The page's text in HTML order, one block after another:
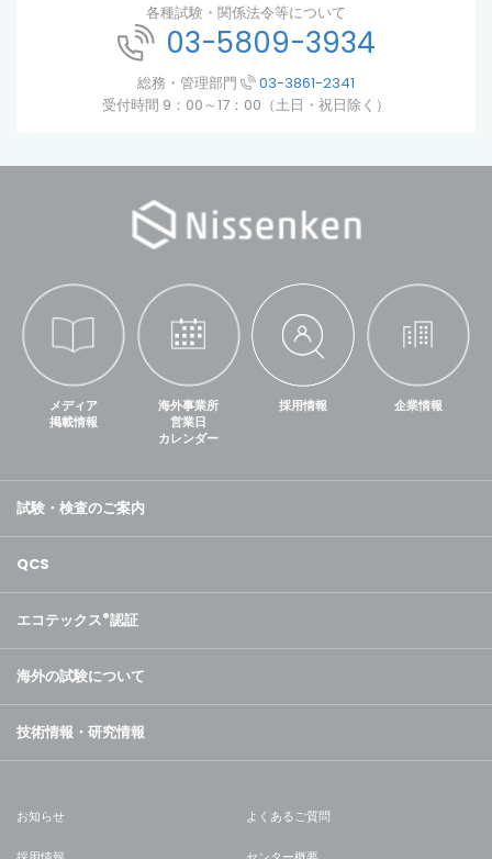
各種試験・関係法令等について
03-5809-3934
総務・管理部門
03-3861-2341
受付時間 9：00～17：00（土日・祝日除く）
メディア
掲載情報
海外事業所
営業日
カレンダー
採用情報 企業情報
試験・検査のご案内
QCS
エコテックス®認証
海外の試験について
技術情報・研究情報
お知らせ よくあるご質問